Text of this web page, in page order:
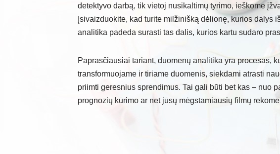
detektyvo darbą, tik vietoj nusikaltimų tyrimo, ieškome
Įsivaizduokite, kad turite milžinišką dėlionę, kurios dalys
analitika padeda surasti tas dalis, kurios kartu sudaro
Paprasčiausiai tariant, duomenų analitika yra procesas,
transformuojame ir tiriame duomenis, siekdami atrasti
priimti geresnius sprendimus. Tai gali būti bet kas – nuo
prognozių kūrimo ar net jūsų mėgstamiausių filmų